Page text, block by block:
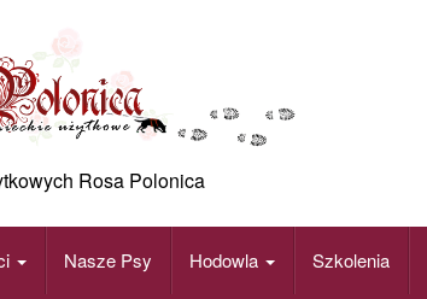
Rosa Polonica
Nasze Psy Hodowla Szkolenia